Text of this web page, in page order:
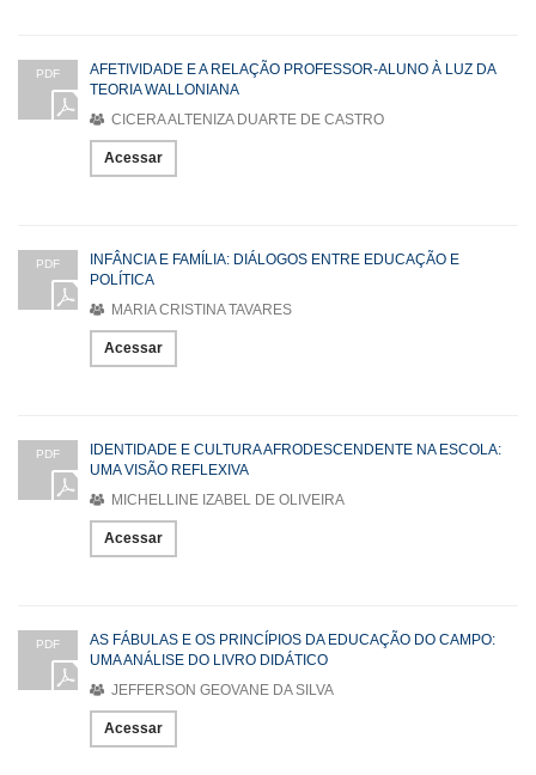
PDF
AFETIVIDADE E A RELAÇÃO PROFESSOR-ALUNO À LUZ DA
TEORIA WALLONIANA
CICERA ALTENIZA DUARTE DE CASTRO
Acessar
PDF
INFÂNCIA E FAMÍLIA: DIÁLOGOS ENTRE EDUCAÇÃO E
POLÍTICA
MARIA CRISTINA TAVARES
Acessar
PDF
IDENTIDADE E CULTURA AFRODESCENDENTE NA ESCOLA:
UMA VISÃO REFLEXIVA
MICHELLINE IZABEL DE OLIVEIRA
Acessar
PDF
AS FÁBULAS E OS PRINCÍPIOS DA EDUCAÇÃO DO CAMPO:
UMA ANÁLISE DO LIVRO DIDÁTICO
JEFFERSON GEOVANE DA SILVA
Acessar